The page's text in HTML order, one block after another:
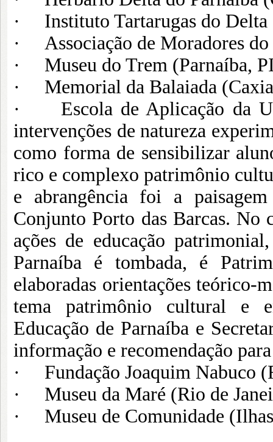
· Instituto Tartarugas do
· Associação de Moradores
· Museu do Trem (Parnaíba,
· Memorial da Balaiada
· Escola de Aplicação da
intervenções de natureza
como forma de sensibilizar
rico e complexo patrimônio
e abrangência foi a
Conjunto Porto das Barcas. No
ações de educação
Parnaíba é tombada, é
elaboradas orientações teórico-
tema patrimônio cultural e
Educação de Parnaíba e
informação e recomendação
· Fundação Joaquim Nabuco
· Museu da Maré (Rio de
· Museu de Comunidade